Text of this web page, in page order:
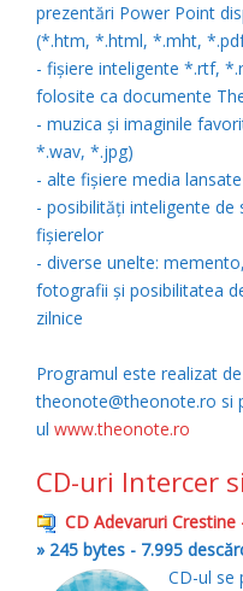
prezentări Power Point
(*.htm, *.html, *.mht,
- fişiere inteligente *.rtf,
folosite ca documente
- muzica şi imaginile
*.wav, *.jpg)
- alte fişiere media
- posibilităţi inteligente de
fişierelor
- diverse unelte:
fotografii şi posibilitatea
zilnice
Programul este realizat
theonote@theonote.ro si
ul www.theonote.ro
CD-uri Intercer
CD Adevaruri Crestine
» 245 bytes - 7.995
CD-ul se